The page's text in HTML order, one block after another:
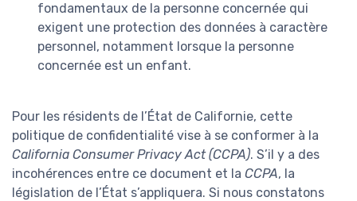
fondamentaux de la personne concernée qui
exigent une protection des données à caractère
personnel, notamment lorsque la personne
concernée est un enfant.
Pour les résidents de l’État de Californie, cette
politique de confidentialité vise à se conformer à la
California Consumer Privacy Act (CCPA). S’il y a des
incohérences entre ce document et la CCPA, la
législation de l’État s’appliquera. Si nous constatons